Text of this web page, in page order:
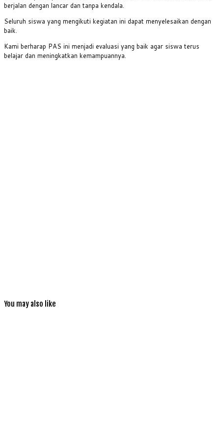
berjalan dengan lancar dan tanpa kendala.
Seluruh siswa yang mengikuti kegiatan ini dapat menyelesaikan dengan
baik.
Kami berharap PAS ini menjadi evaluasi yang baik agar siswa terus
belajar dan meningkatkan kemampuannya.
You may also like